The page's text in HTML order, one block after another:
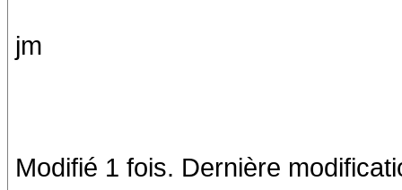
jm
Modifié 1 fois. Dernière